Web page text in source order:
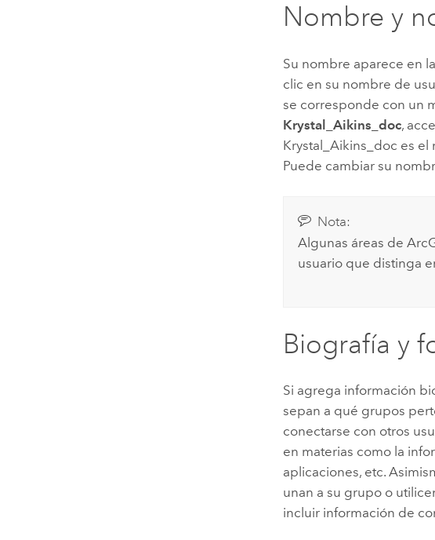
Nombre y
Su nombre aparece en
clic en su nombre de
se corresponde con un
Krystal_Aikins_doc,
Krystal_Aikins_doc es
Puede cambiar su
Nota:
Algunas áreas de
usuario que distinga
Biografía y
Si agrega información
sepan a qué grupos
conectarse con otros
en materias como la
aplicaciones, etc.
unan a su grupo o
incluir información de